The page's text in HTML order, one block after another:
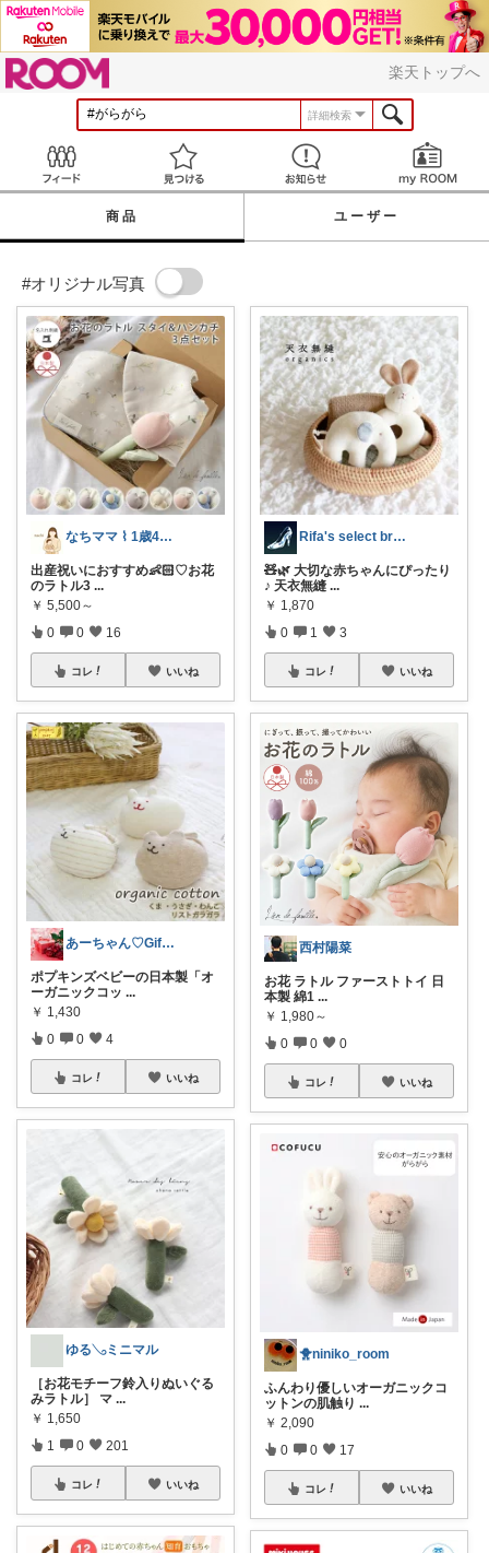
楽天トップへ
詳細検索
見つける お知らせ
商品 ユーザー
#オリジナル写真
なちママ ⌇ 1歳4歳ママ
出産祝いにおすすめ👶🏻‪‪♡お花
のラトル3 ...
￥ 5,500～
0 0 16
コレ いいね
あーちゃん♡Giftで選びたい商品🌹
ポプキンズベビーの日本製「オ
ーガニックコッ ...
￥ 1,430
0 0 4
コレ いいね
ゆる𓂅ミニマル
［お花モチーフ鈴入りぬいぐる
みラトル］ マ ...
￥ 1,650
1 0 201
コレ いいね
Rifa's select branch
🧸🌿 大切な赤ちゃんにぴったり
♪ 天衣無縫 ...
￥ 1,870
0 1 3
コレ いいね
西村陽菜
お花 ラトル ファーストトイ 日
本製 綿1 ...
￥ 1,980～
0 0 0
コレ いいね
🐥niniko_room
ふんわり優しいオーガニックコ
ットンの肌触り ...
￥ 2,090
0 0 17
コレ いいね